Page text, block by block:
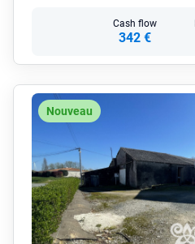
Cash flow
342 €
Nouveau